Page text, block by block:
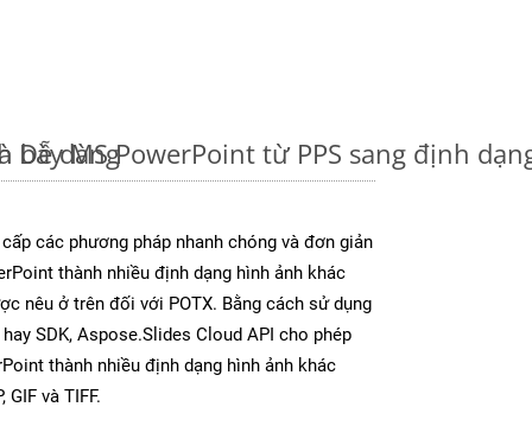
Dễ dàng
bày MS PowerPoint từ PPS sang định
các phương pháp nhanh chóng và đơn giản
thành nhiều định dạng hình ảnh khác
nêu ở trên đối với POTX. Bằng cách sử dụng
SDK, Aspose.Slides Cloud API cho phép
thành nhiều định dạng hình ảnh khác
GIF và TIFF.